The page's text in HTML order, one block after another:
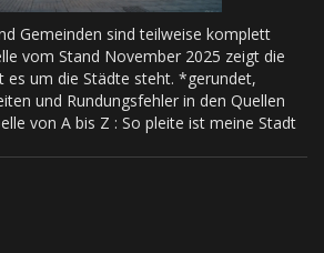
Gemeinden sind teilweise komplett
vom Stand November 2025 zeigt die
es um die Städte steht. *gerundet,
und Rundungsfehler in den Quellen
von A bis Z : So pleite ist meine Stadt